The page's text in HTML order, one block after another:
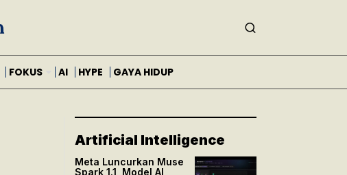
FOKUS AI HYPE GAYA HIDUP
Artificial Intelligence
Meta Luncurkan Muse
Spark 1.1, Model AI